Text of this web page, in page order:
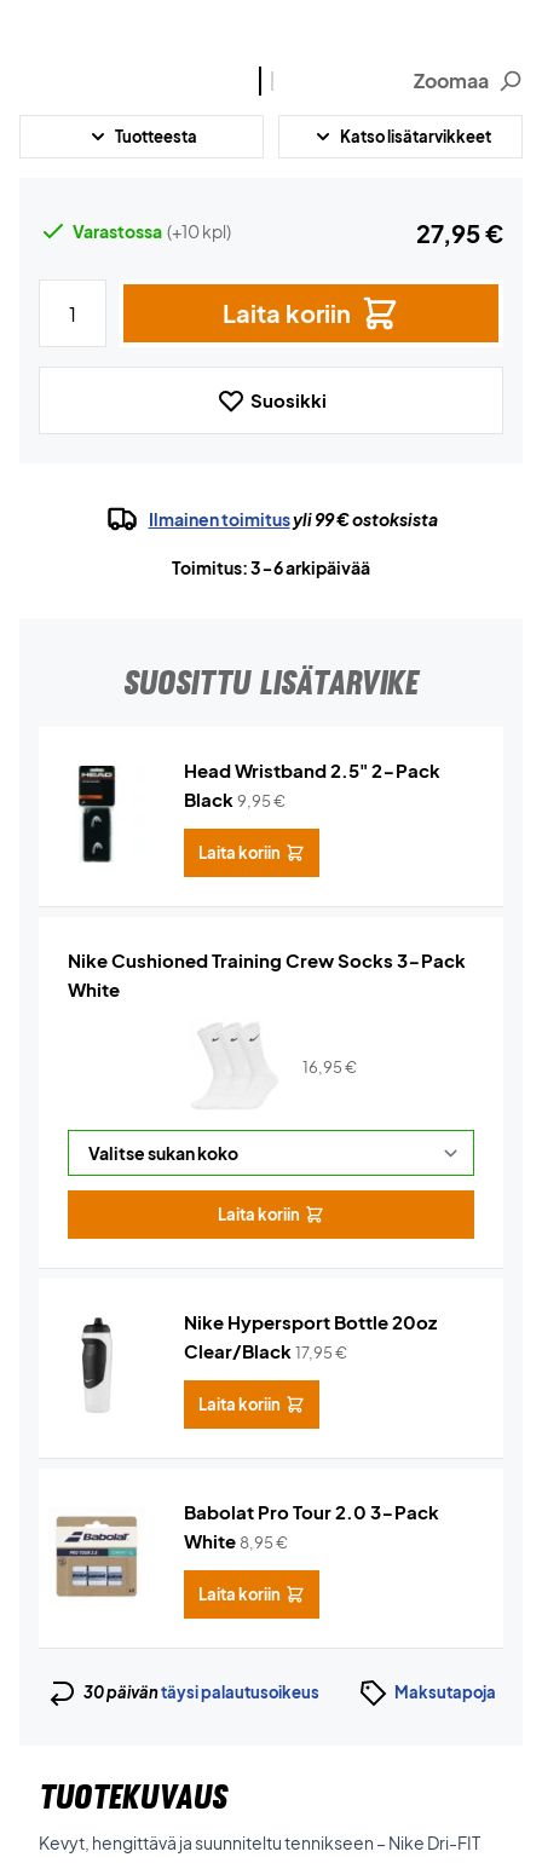
Zoomaa
Tuotteesta Katso lisätarvikkeet
Varastossa (+10 kpl) 27,95 €
Laita koriin
Suosikki
Ilmainen toimitusyli 99 € ostoksista
Toimitus: 3-6 arkipäivää
SUOSITTU LISÄTARVIKE
Head Wristband 2.5" 2-Pack
Black9,95€
Laita koriin
Nike Cushioned Training Crew Socks 3-Pack
White
16,95€
Laita koriin
Nike Hypersport Bottle 20oz
Clear/Black17,95€
Laita koriin
Babolat Pro Tour 2.0 3-Pack
White 8,95€
Laita koriin
30 päiväntäysi palautusoikeus Maksutapoja
TUOTEKUVAUS
Kevyt, hengittävä ja suunniteltu tennikseen – Nike Dri-FIT